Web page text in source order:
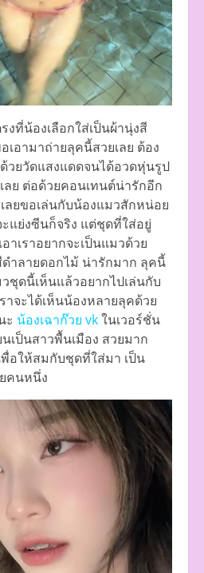
ที่น้องเลือกใส่เป็นผ้านุ่งสี
เอามาถ่ายลุคนี้สวยเลย ต้อง
ยวัดแสงแดดจนได้อวดหุ่นรูป
ลย ต่อด้วยคอนเทนต์น่ารักอีก
ลยขอเล่นกับน้องแมวสักหน่อย
แย่งซีนก็จริง แต่ชุดที่ใส่อยู่
าเราอยากจะเป็นแมวด้วย
ำลายดอกไม้ น่ารักมาก ลุคนี้
ชุดนี้เห็นแล้วอยากไปเล่นกับ
าจะได้เห็นน้องหลายลุคด้วย
ะ น้องเฉาก๊วย vkในเวอร์ชั่น
เป็นสาวพื้นเมือง สวยมาก
อให้สมกับชุดที่ใส่มา เป็น
คนหนึ่ง